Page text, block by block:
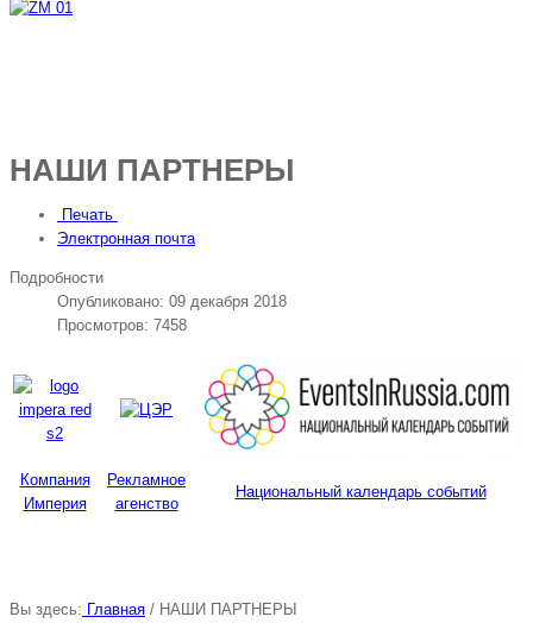
НАШИ ПАРТНЕРЫ
Печать
Электронная почта
Подробности
Опубликовано: 09 декабря 2018
Просмотров: 7458
Компания
Империя
Рекламное
агенство
Национальный календарь событий
Вы здесь: Главная / НАШИ ПАРТНЕРЫ